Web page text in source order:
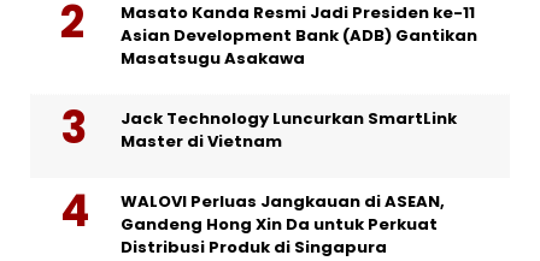
Masato Kanda Resmi Jadi Presiden ke-11
Asian Development Bank (ADB) Gantikan
Masatsugu Asakawa
Jack Technology Luncurkan SmartLink
Master di Vietnam
WALOVI Perluas Jangkauan di ASEAN,
Gandeng Hong Xin Da untuk Perkuat
Distribusi Produk di Singapura